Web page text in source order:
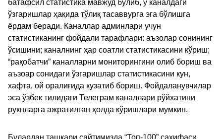
батафсил статистика мавжуд бўлиб, у каналдаги
ўзгаришлар ҳақида тўлиқ тасаввурга эга бўлишга
ёрдам беради. Каналлар админлари учун
статистиканинг фойдали тарафлари: аъзолар сонининг
ўсишини; каналнинг ҳар соатли статистикасини кўриш;
“рақобатчи” каналларни мониторингини олиб бориш ва
аъзоар сонидаги ўзгаришлар статистикасини кун,
хафта, ой оралиғида кузатиб бориш. Фойдаланувчилар
эса ўзбек тилидаги Телеграм каналлари рўйхатини
рукнларга ажратилган ҳолда кўришлари мумкин.
Булардан ташқари сайтимизда “Топ-100” саҳифаси